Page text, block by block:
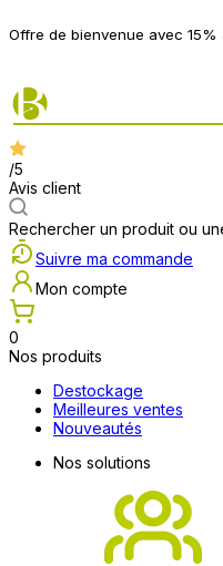
Offre de bienvenue avec 15%
/5
Avis client
Rechercher un produit ou
Suivre ma commande
Mon compte
0
Nos produits
Destockage
Meilleures ventes
Nouveautés
Nos solutions